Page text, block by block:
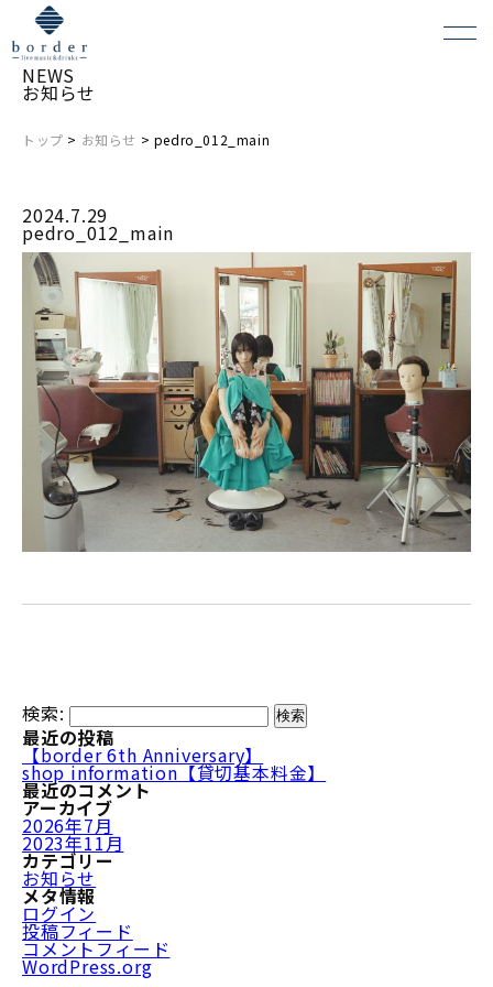
NEWS
お知らせ
トップ > お知らせ > pedro_012_main
2024.7.29
pedro_012_main
検索:
最近の投稿
【border 6th Anniversary】
shop information【貸切基本料金】
最近のコメント
アーカイブ
2026年7月
2023年11月
カテゴリー
お知らせ
メタ情報
ログイン
投稿フィード
コメントフィード
WordPress.org